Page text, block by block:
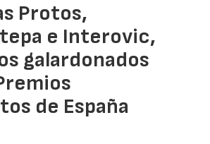
Protos,
e Interovic,
galardonados
de España